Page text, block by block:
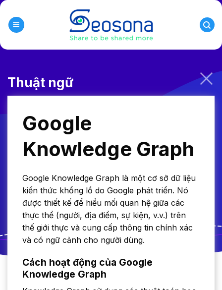
Skip
content
Thuật ngữ
Google
Knowledge Graph
Google Knowledge Graph là một cơ sở dữ liệu
kiến thức khổng lồ do Google phát triển. Nó
được thiết kế để hiểu mối quan hệ giữa các
thực thể (người, địa điểm, sự kiện, v.v.) trên
thế giới thực và cung cấp thông tin chính xác
và có ngữ cảnh cho người dùng.
Cách hoạt động của Google
Knowledge Graph